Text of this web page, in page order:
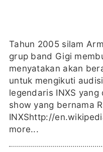
Tahun 2005 silam
grup band Gigi
menyatakan akan
untuk mengikuti
legendaris INXS
show yang bernama
INXShttp://
more...